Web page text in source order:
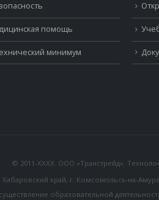
помощь
минимум
© 2011-XXXX. ООО «Транстрейд».
Хабаровский край, г. Комсомольск-на-
образовательной